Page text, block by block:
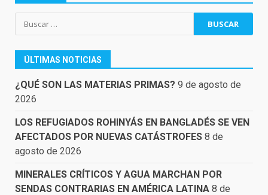
Buscar:
ÚLTIMAS NOTICIAS
¿QUÉ SON LAS MATERIAS PRIMAS? 9 de agosto de
2026
LOS REFUGIADOS ROHINYÁS EN BANGLADÉS SE VEN
AFECTADOS POR NUEVAS CATÁSTROFES 8 de
agosto de 2026
MINERALES CRÍTICOS Y AGUA MARCHAN POR
SENDAS CONTRARIAS EN AMÉRICA LATINA 8 de